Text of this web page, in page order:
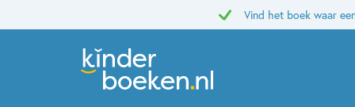
Vind het boek waar